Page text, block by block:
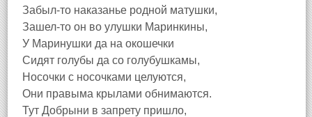
Забыл-то наказанье родной матушки,
Зашел-то он во улушки Маринкины,
У Маринушки да на окошечки
Сидят голубы да со голубушкамы,
Носочки с носочками целуются,
Они правыма крылами обнимаются.
Тут Добрыни в запрету пришло,